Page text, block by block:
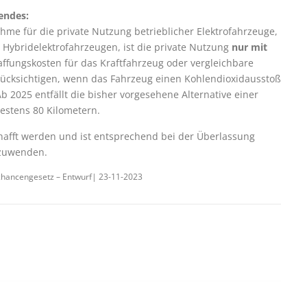
für die private Nutzung betrieblicher Elektrofahrzeuge,
ist die private Nutzung nur mit
für das Kraftfahrzeug oder vergleichbare
wenn das Fahrzeug einen Kohlendioxidausstoß
2025 entfällt die bisher vorgesehene Alternative einer
80 Kilometern.
werden und ist entsprechend bei der Überlassung
– Entwurf| 23-11-2023